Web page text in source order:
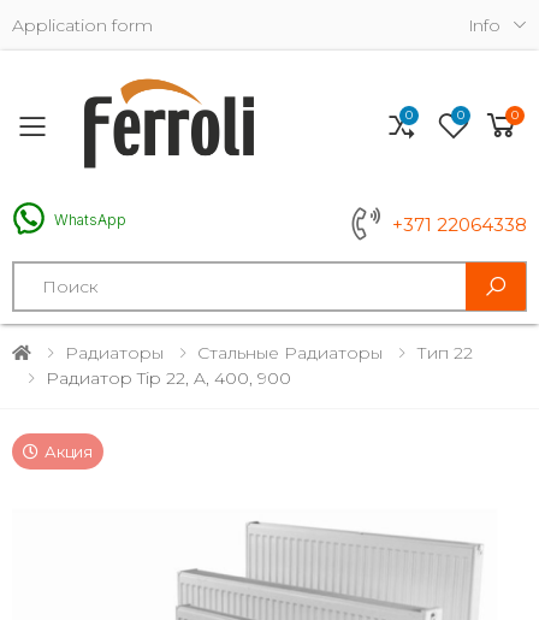
Application form Info
Toggle mobile menu
WhatsApp +371 22064338
Search
0 0 0
Радиаторы Стальные Радиаторы
Тип 22
Радиатор Tip 22, A, 400, 900
Акция